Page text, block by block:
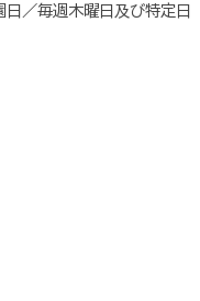
／毎週木曜日及び特定